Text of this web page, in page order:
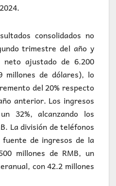
consolidados no
trimestre del año y
ajustado de 6.200
millones de dólares), lo
del 20% respecto
anterior. Los ingresos
32%, alcanzando los
La división de teléfonos
de ingresos de la
millones de RMB, un
con 42.2 millones